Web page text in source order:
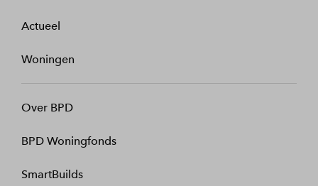
Actueel
Woningen
Over BPD
BPD Woningfonds
SmartBuilds